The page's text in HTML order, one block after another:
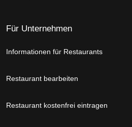
Für Unternehmen
Informationen für Restaurants
Restaurant bearbeiten
Restaurant kostenfrei eintragen